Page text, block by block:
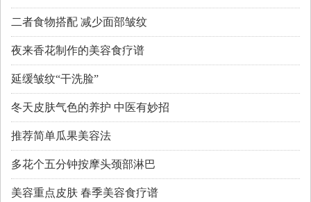
二者食物搭配 减少面部皱纹
夜来香花制作的美容食疗谱
延缓皱纹“干洗脸”
冬天皮肤气色的养护 中医有妙招
推荐简单瓜果美容法
多花个五分钟按摩头颈部淋巴
美容重点皮肤 春季美容食疗谱